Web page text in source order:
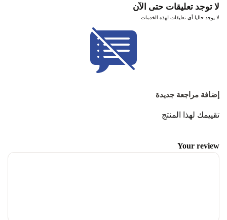
لا توجد تعليقات حتى الآن
لا يوجد حاليا أي تعليقات لهذه الخدمات
إضافة مراجعة جديدة
تقييمك لهذا المنتج
Your review